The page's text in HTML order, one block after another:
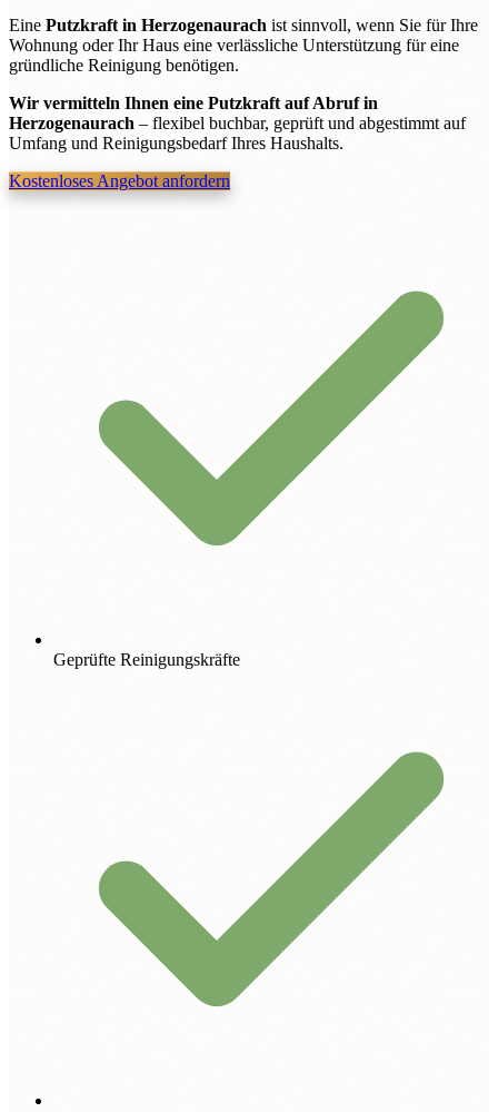
Eine Putzkraft in Herzogenaurach ist sinnvoll, wenn Sie für Ihre
Wohnung oder Ihr Haus eine verlässliche Unterstützung für eine
gründliche Reinigung benötigen.
Wir vermitteln Ihnen eine Putzkraft auf Abruf in
Herzogenaurach – flexibel buchbar, geprüft und abgestimmt auf
Umfang und Reinigungsbedarf Ihres Haushalts.
Kostenloses Angebot anfordern
Geprüfte Reinigungskräfte